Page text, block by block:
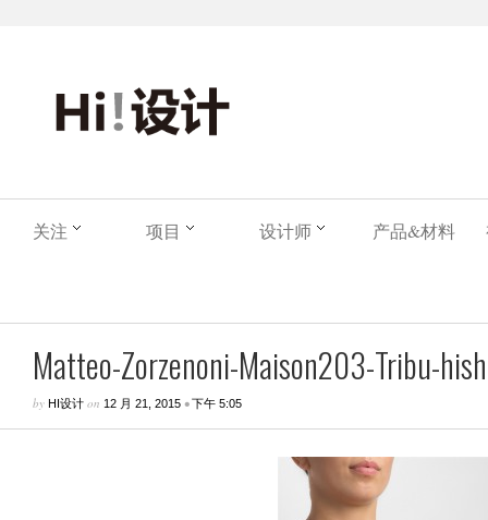
关注 项目 设计师 产品&材料
Matteo-Zorzenoni-Maison203-Tribu-
by HI设计 on 12 月 21, 2015 •下午 5:05